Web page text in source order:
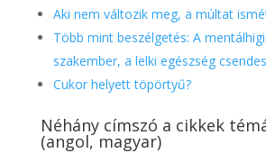
Aki nem változik meg, a múltat
Több mint beszélgetés: A
szakember, a lelki egészség
Cukor helyett töpörtyű?
Néhány címszó a cikkek
(angol, magyar)